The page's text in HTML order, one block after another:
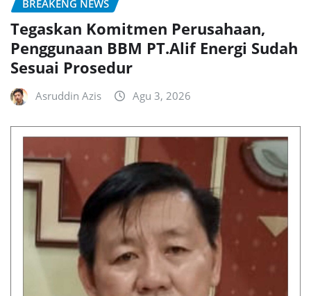
BREAKENG NEWS
Tegaskan Komitmen Perusahaan,
Penggunaan BBM PT.Alif Energi Sudah
Sesuai Prosedur
Asruddin Azis Agu 3, 2026